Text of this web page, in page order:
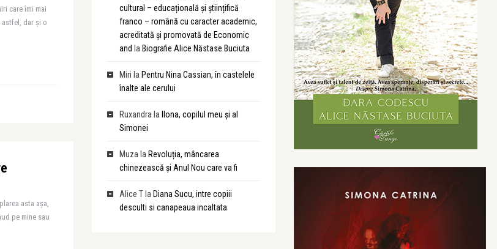
care îmi mai
astfel, dar și o
asta așa,
pe mine sau
cultural – educațională și științifică
franco – română cu caracter academic,
acreditată și promovată de Economic
and la Biografie Alice Năstase Buciuta
Miri la Pentru Nina Cassian, în castelele
înalte ale cerului
Ruxandra la
Ilona, copilul meu și al
Simonei
Muza la Revoluția, mâncarea
chinezească și Anul Nou care va fi
Alice T la Diana Sucu, intre copiii
desculti si canapeaua incaltata